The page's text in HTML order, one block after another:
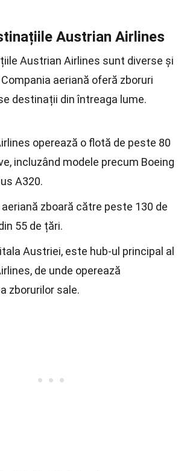
Austrian Airlines
Austrian Airlines sunt diverse și
aeriană oferă zboruri
destinații din întreaga lume.
operează o flotă de peste 80
incluzând modele precum Boeing
A320.
zboară către peste 130 de
55 de țări.
Austriei, este hub-ul principal al
de unde operează
zborurilor sale.